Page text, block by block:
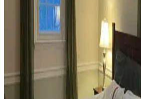
Habitat'tan İkinci El Mobilya
Dekorasyonunda Stil
Habitat mağazalarından ikinci el mobilya
dekorasyon için fırsatlar sunar. Doğru
oluşturma evin atmosferini belirler.
Teal Renkli Sandalyenin Halı ve
Uyumunda Renk Tonları ve